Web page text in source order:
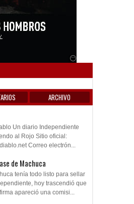
ARCHIVO
Un diario Independiente
al Rojo Sitio oficial:
Correo electrón...
de Machuca
tenía todo listo para sellar
hoy trascendió que
apareció una comisi...